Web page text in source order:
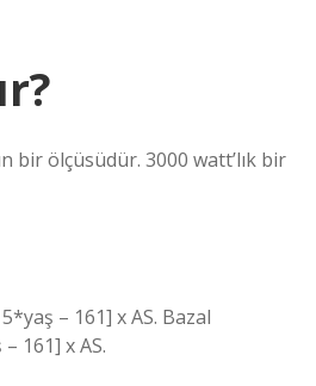
bir ölçüsüdür. 3000 watt’lık bir
– 161] x AS. Bazal
161] x AS.